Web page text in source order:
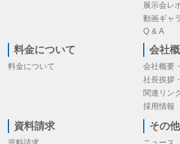
展示会レ
動画ギャ
Q & A
料金について
料金について
会社
会社概要
社長挨拶
関連リン
採用情報
資料請求 その他